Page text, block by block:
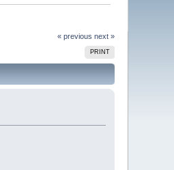
« previous next »
PRINT